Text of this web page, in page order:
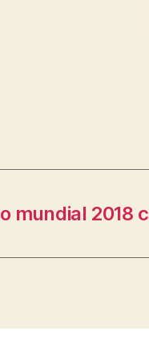
mundial 2018